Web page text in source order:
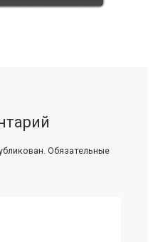
Обязательные